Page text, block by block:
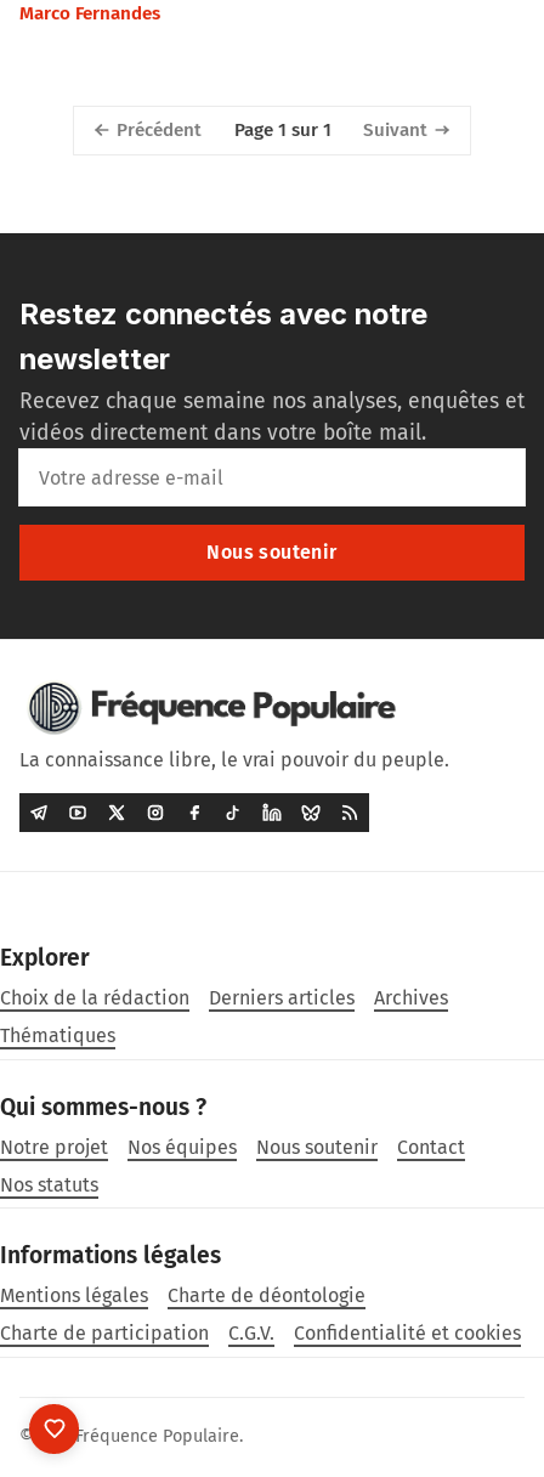
Marco Fernandes
Précédent Page 1 sur 1 Suivant
Restez connectés avec notre
newsletter
Recevez chaque semaine nos analyses, enquêtes et
vidéos directement dans votre boîte mail.
Nous soutenir
La connaissance libre, le vrai pouvoir du peuple.
Explorer
Choix de la rédaction Derniers articles
Archives
Thématiques
Qui sommes-nous ?
Notre projet Nos équipes Nous soutenir
Contact
Nos statuts
Informations légales
Mentions légales
Charte de déontologie
Charte de participation
C.G.V. Confidentialité et cookies
©2026 Fréquence Populaire.